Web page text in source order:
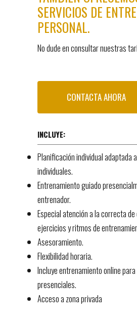
SERVICIOS DE
PERSONAL.
No dude en consultar nuestras
CONTACTA AHORA
INCLUYE:
Planificación individual adaptada
individuales.
Entrenamiento guiado
entrenador.
Especial atención a la correcta
ejercicios y ritmos de
Asesoramiento.
Flexibilidad horaria.
Incluye entrenamiento online
presenciales.
Acceso a zona privada